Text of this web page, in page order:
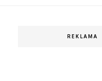
REKLAMA